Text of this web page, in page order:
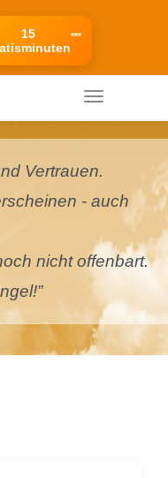
15
***
Ihr
mobiles
Vertrauen.
- auch
nicht offenbart.